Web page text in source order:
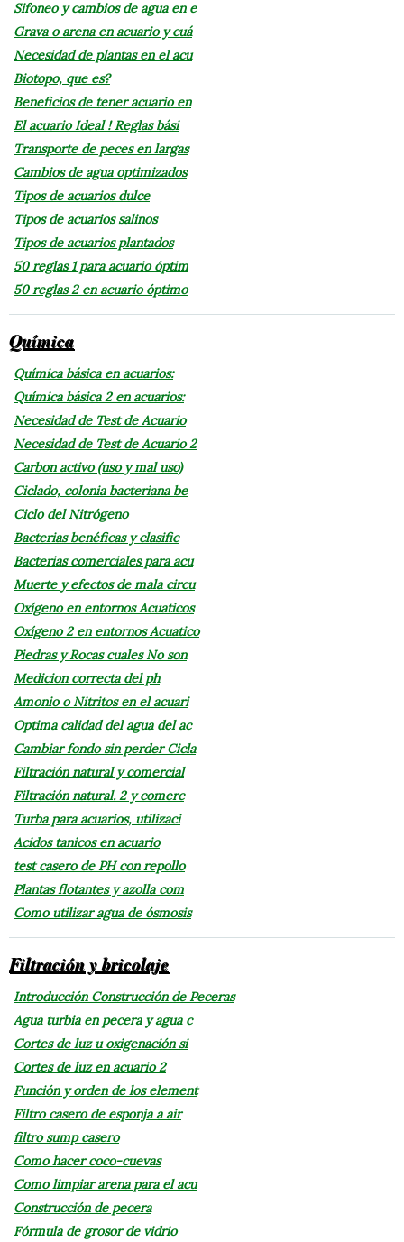
Sifoneo y cambios de agua en e
Grava o arena en acuario y cuá
Necesidad de plantas en el acu
Biotopo, que es?
Beneficios de tener acuario en
El acuario Ideal ! Reglas bási
Transporte de peces en largas
Cambios de agua optimizados
Tipos de acuarios dulce
Tipos de acuarios salinos
Tipos de acuarios plantados
50 reglas 1 para acuario óptim
50 reglas 2 en acuario óptimo
Química
Química básica en acuarios:
Química básica 2 en acuarios:
Necesidad de Test de Acuario
Necesidad de Test de Acuario 2
Carbon activo (uso y mal uso)
Ciclado, colonia bacteriana be
Ciclo del Nitrógeno
Bacterias benéficas y clasific
Bacterias comerciales para acu
Muerte y efectos de mala circu
Oxígeno en entornos Acuaticos
Oxígeno 2 en entornos Acuatico
Piedras y Rocas cuales No son
Medicion correcta del ph
Amonio o Nitritos en el acuari
Optima calidad del agua del ac
Cambiar fondo sin perder Cicla
Filtración natural y comercial
Filtración natural. 2 y comerc
Turba para acuarios, utilizaci
Acidos tanicos en acuario
test casero de PH con repollo
Plantas flotantes y azolla com
Como utilizar agua de ósmosis
Filtración y bricolaje
Introducción Construcción de Peceras
Agua turbia en pecera y agua c
Cortes de luz u oxigenación si
Cortes de luz en acuario 2
Función y orden de los element
Filtro casero de esponja a air
filtro sump casero
Como hacer coco-cuevas
Como limpiar arena para el acu
Construcción de pecera
Fórmula de grosor de vidrio